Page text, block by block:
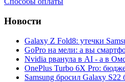
Новости
Galaxy Z Fold8: утечки
GoPro на мели: а вы
Nvidia рванула в AI - а в
OnePlus Turbo 6X Pro:
Samsung бросил Galaxy